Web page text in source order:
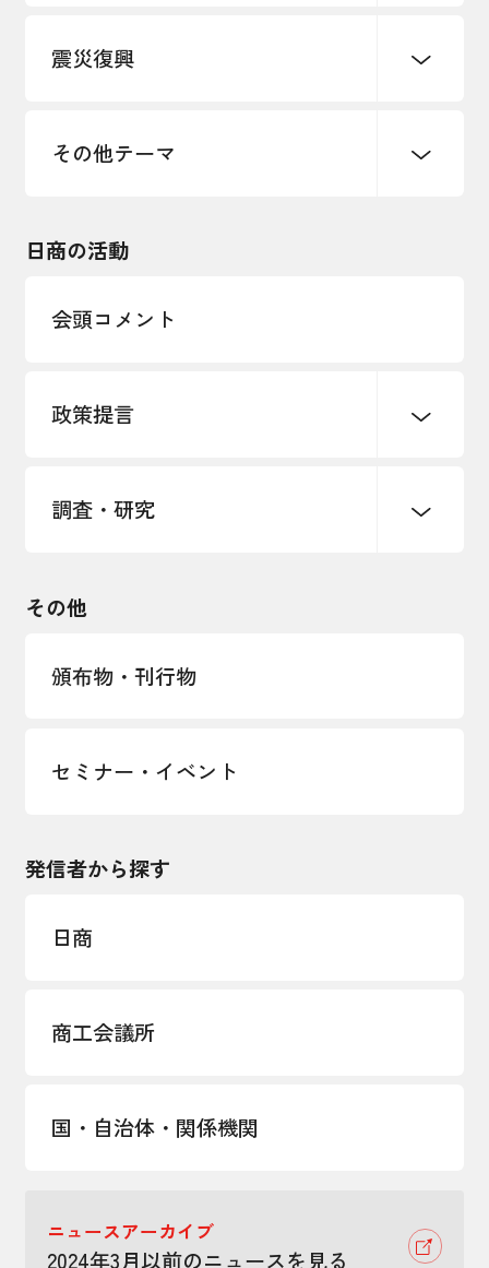
まちづくり
震災復興
令和６年能登半島地震関連
その他テーマ
インボイス制度
海外情報レポート
安全保障貿易管理・技術流出防止に関す
経営者保証に関するガイドライン
日商の活動
会頭コメント
政策提言
中小企業経営
国土強靭化・社会基盤整備・震災復興
調査・研究
LOBO調査
その他
頒布物・刊行物
セミナー・イベント
発信者から探す
日商
商工会議所
国・自治体・関係機関
ニュースアーカイブ
2024年3月以前のニュースを見る